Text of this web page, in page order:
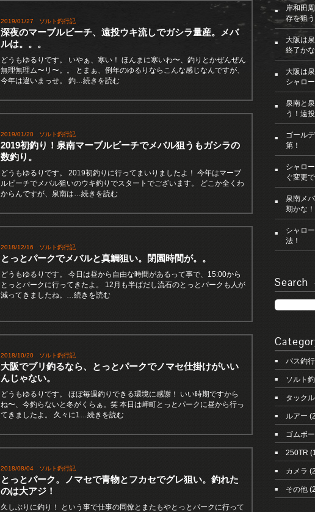
2019/01/27 ソルト釣行記
深夜のマーブルビーチ、遠投ウキ流しでガシラ量産。メバ
ルは。。。
どうもゆるりです。 いやぁ、寒い！ ほんまに寒いわ〜、釣りとかぜんぜん
無理無理ム〜リ〜。。 とまぁ、例年のゆるりならこんな感じなんですが、
今年は違いまっせ。 釣…続きを読む
2019/01/20 ソルト釣行記
2019初釣り！泉南マーブルビーチでメバル狙うもガシラの
数釣り。
どうもゆるりです。 2019初釣りに行ってまいりましたよ！ 今年はマーブ
ルビーチでメバル狙いのウキ釣りでスタートでございます。 どこか全くわ
からんですが、泉南は…続きを読む
2018/12/16 ソルト釣行記
とっとパークでメバルと真鯛狙い。閉園時間が。。
どうもゆるりです。 今日は昼から自由な時間があるって事で、15:00から
とっとパークに行ってきたよ。 12月も半ばだし流石のとっとパークも人が
減ってきましたね。…続きを読む
2018/10/20 ソルト釣行記
大阪でブリ釣るなら、とっとパークでノマセ仕掛けがいい
んじゃない。
どうもゆるりです。 ほぼ毎週釣りできる環境に感謝！ いい時期ですから
ね〜、今釣らないと冬がくらぁ。笑 本日は岬町とっとパークに昼から行っ
てきましたよ。 久々に1…続きを読む
2018/08/04 ソルト釣行記
とっとパーク。ノマセで青物とフカセでグレ狙い。釣れた
のは大アジ！
久しぶりに釣り！ という事で仕事の同僚とまたもやとっとパークに行って
岸和田
存を狙
大阪は
終了か
大阪は
シャロ
泉南と
う！遠
ゴール
第！
シャロ
ぐ変更
泉南メ
期かな
シャロ
法！
Search
バス釣
ソルト
タックル
ルアー
ゴムボ
250TR
カメラ
その他